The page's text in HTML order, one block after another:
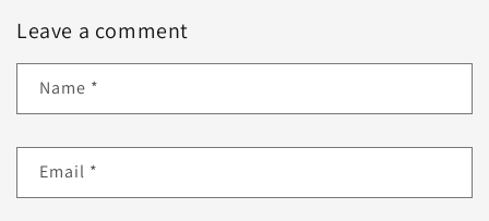
Leave a comment
Name *
Email *